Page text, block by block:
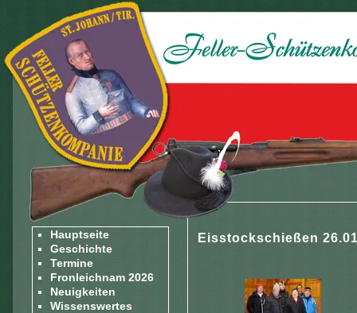
Hauptseite
Geschichte
Termine
Fronleichnam 2026
Neuigkeiten
Wissenswertes
Eisstockschießen